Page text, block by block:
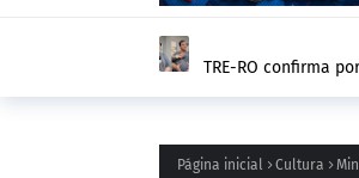
TRE-RO confirma
Página inicial Cultura